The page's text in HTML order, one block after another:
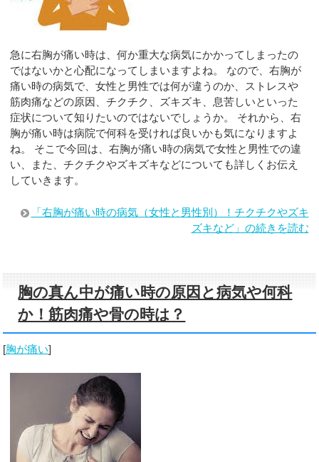
急に右胸が痛い時は、何か重大な病気にかかってしまったの
ではないかと心配になってしまいますよね。 なので、右胸が
痛い時の病気で、女性と男性では何が違うのか、ストレスや
筋肉痛などの原因、チクチク、ズキズキ、息苦しいといった
症状について知りたいのではないでしょうか。 それから、右
胸が痛い時は病院で何科を受ければ良いかも気になりますよ
ね。 そこで今回は、右胸が痛い時の病気で女性と男性での違
い、また、チクチクやズキズキなどについても詳しくお伝え
していきます。
「右胸が痛い時の病気（女性と男性別）！チクチクやズキ
ズキなど」の続きを読む
胸の真ん中が痛い時の原因と病気や何科
か！筋肉痛や骨の時は？
[胸が痛い]